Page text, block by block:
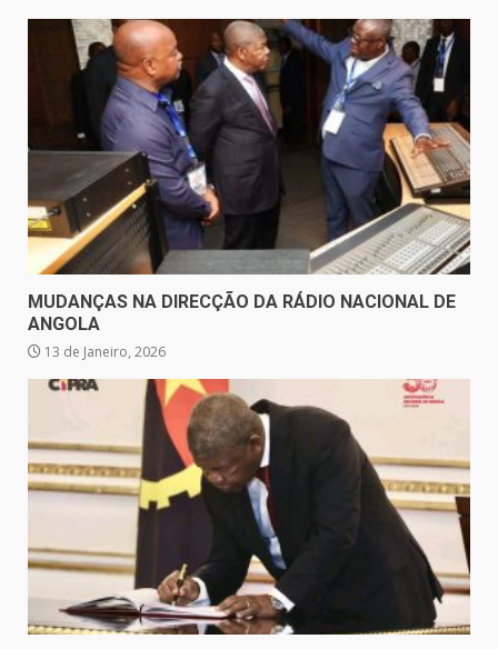
MUDANÇAS NA DIRECÇÃO DA RÁDIO NACIONAL DE
ANGOLA
13 de Janeiro, 2026